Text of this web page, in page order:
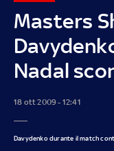
Masters
Nadal
18 ott 2009 - 12:41
Davydenko durante il match